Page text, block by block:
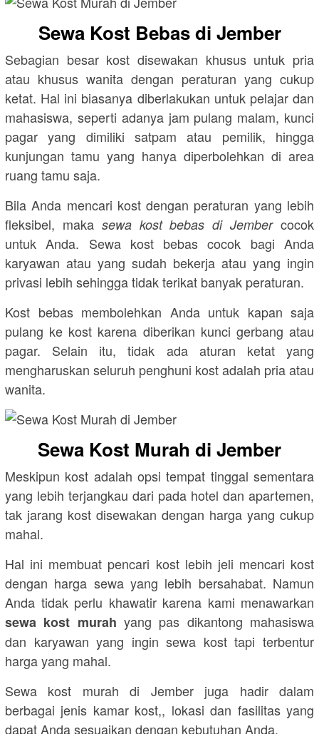
Sewa Kost Bebas di Jember
Sebagian besar kost disewakan khusus untuk pria
atau khusus wanita dengan peraturan yang cukup
ketat. Hal ini biasanya diberlakukan untuk pelajar dan
mahasiswa, seperti adanya jam pulang malam, kunci
pagar yang dimiliki satpam atau pemilik, hingga
kunjungan tamu yang hanya diperbolehkan di area
ruang tamu saja.
Bila Anda mencari kost dengan peraturan yang lebih
fleksibel, maka sewa kost bebas di Jembercocok
untuk Anda. Sewa kost bebas cocok bagi Anda
karyawan atau yang sudah bekerja atau yang ingin
privasi lebih sehingga tidak terikat banyak peraturan.
Kost bebas membolehkan Anda untuk kapan saja
pulang ke kost karena diberikan kunci gerbang atau
pagar. Selain itu, tidak ada aturan ketat yang
mengharuskan seluruh penghuni kost adalah pria atau
wanita.
Sewa Kost Murah di Jember
Meskipun kost adalah opsi tempat tinggal sementara
yang lebih terjangkau dari pada hotel dan apartemen,
tak jarang kost disewakan dengan harga yang cukup
mahal.
Hal ini membuat pencari kost lebih jeli mencari kost
dengan harga sewa yang lebih bersahabat. Namun
Anda tidak perlu khawatir karena kami menawarkan
sewa kost murah yang pas dikantong mahasiswa
dan karyawan yang ingin sewa kost tapi terbentur
harga yang mahal.
Sewa kost murah di Jember juga hadir dalam
berbagai jenis kamar kost,, lokasi dan fasilitas yang
dapat Anda sesuaikan dengan kebutuhan Anda.